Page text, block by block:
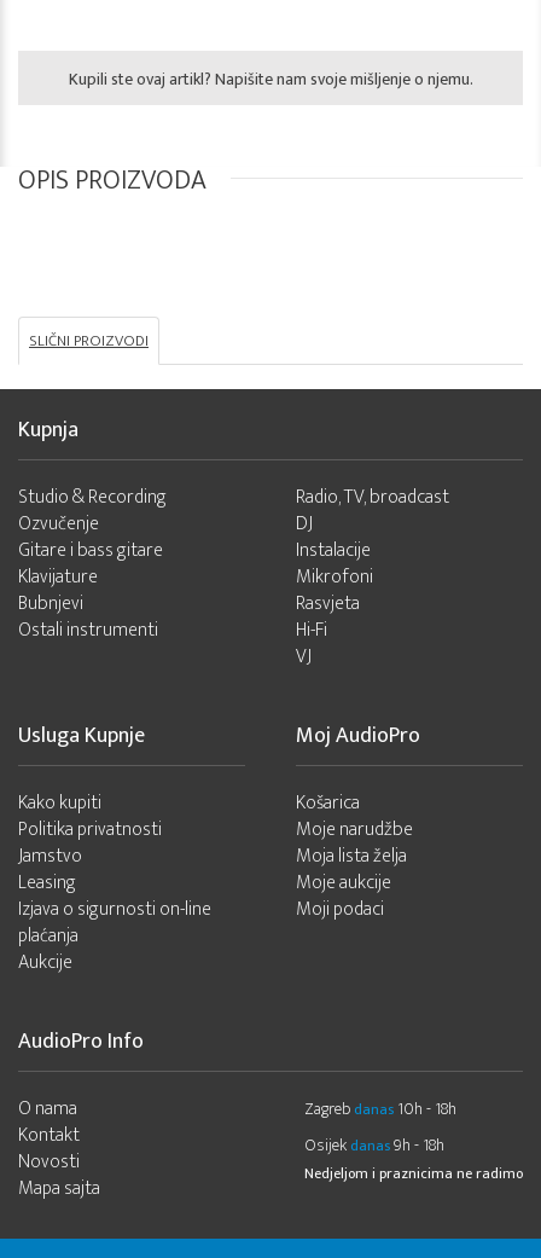
Kupili ste ovaj artikl? Napišite nam svoje mišljenje o njemu.
OPIS PROIZVODA
SLIČNI PROIZVODI
Kupnja
Studio & Recording
Ozvučenje
Gitare i bass gitare
Klavijature
Bubnjevi
Ostali instrumenti
Radio, TV, broadcast
DJ
Instalacije
Mikrofoni
Rasvjeta
Hi-Fi
VJ
Usluga Kupnje
Kako kupiti
Politika privatnosti
Jamstvo
Leasing
Izjava o sigurnosti on-line
plaćanja
Aukcije
Moj AudioPro
Košarica
Moje narudžbe
Moja lista želja
Moje aukcije
Moji podaci
AudioPro Info
O nama
Kontakt
Novosti
Mapa sajta
Zagreb danas 10h - 18h
Osijek danas9h - 18h
Nedjeljom i praznicima ne radimo